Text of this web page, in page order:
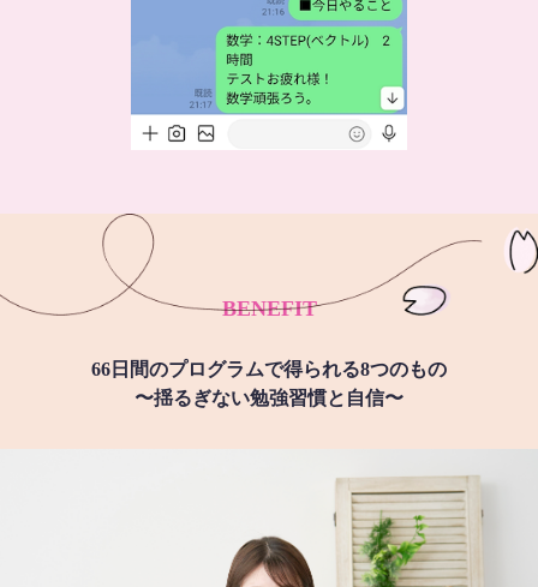
BENEFIT
66日間のプログラムで得られる8つのもの
〜揺るぎない勉強習慣と自信〜